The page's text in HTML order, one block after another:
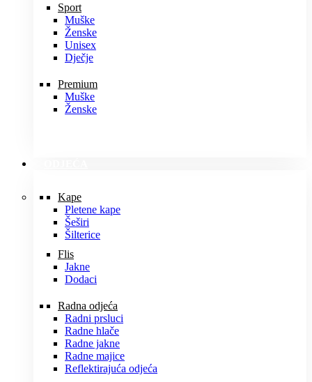
Sport
Muške
Ženske
Unisex
Dječje
Premium
Muške
Ženske
Kape
Pletene kape
Šeširi
Šilterice
Flis
Jakne
Dodaci
Radna odjeća
Radni prsluci
Radne hlače
Radne jakne
Radne majice
Reflektirajuća odjeća